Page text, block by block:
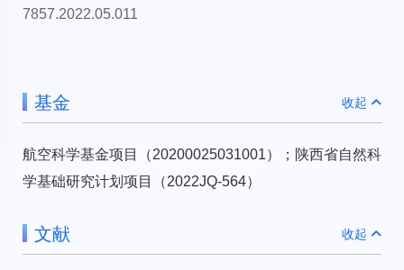
7857.2022.05.011
基金 收起
航空科学基金项目（20200025031001）；陕西省自然科
学基础研究计划项目（2022JQ-564）
文献 收起